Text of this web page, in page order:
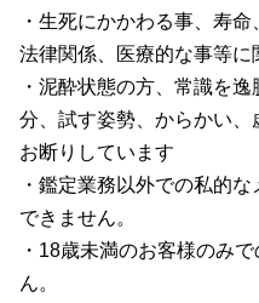
・生死にかかわる事、寿
法律関係、医療的な事等に
・泥酔状態の方、常識を
分、試す姿勢、からかい
お断りしています
・鑑定業務以外での私的
できません。
・18歳未満のお客様のみ
ん。